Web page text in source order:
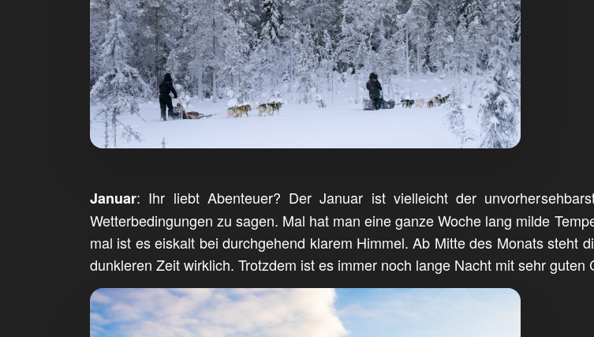
Januar: Ihr liebt Abenteuer? Der Januar ist vielleicht der
Wetterbedingungen zu sagen. Mal hat man eine ganze Woche lang milde
mal ist es eiskalt bei durchgehend klarem Himmel. Ab Mitte des Monats steht
dunkleren Zeit wirklich. Trotzdem ist es immer noch lange Nacht mit sehr